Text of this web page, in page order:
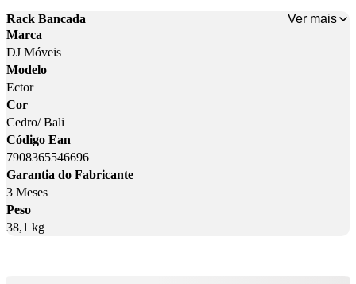
Rack Bancada
Ver mais
Marca
DJ Móveis
Modelo
Ector
Cor
Cedro/ Bali
Código Ean
7908365546696
Garantia do Fabricante
3 Meses
Peso
38,1 kg